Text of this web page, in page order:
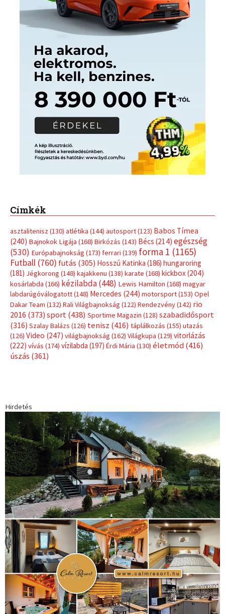
Címkék
asztalitenisz (130) atlétika (144) autosport(123) Babos Tímea
(240) Bajnokok Ligája (168) Birkózás (143) Bécs (214) egészség
(530) Európabajnokság (173) ferrari (139) forma 1 (1165)
Futball (760) futás (305) Hosszú Katinka (186) hungaroring
(181) Jégkorong (148) kajakkenu (138) karate (168) kickbox(204)
kosárlabda (166) kézilabda(448) Lewis Hamilton (168) magyar
labdarúgóválogatott(148) Mercedes (244) motorsport(153) Opel
Dakar Team (132) Rali Világbajnokság (122) Rendezvény(142) rio
2016 (373) sport(438) Sportime Magazin (128) szabadidősport
(316) Szalay Balázs (126) tenisz (416) táplálkozás (155) utazás
(126) Video (247) világbajnokság (162) Világkupa (129) vitorlázás
(222) vívás (174) vízilabda (197) Érdi Mária (130) életmód(416)
úszás (361)
Hirdetés